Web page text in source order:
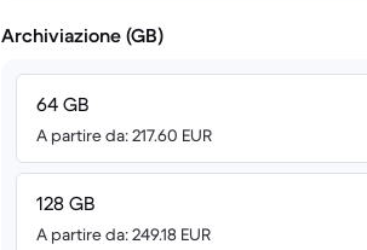
Archiviazione (GB)
64 GB
A partire da: 217.60 EUR
128 GB
A partire da: 249.18 EUR